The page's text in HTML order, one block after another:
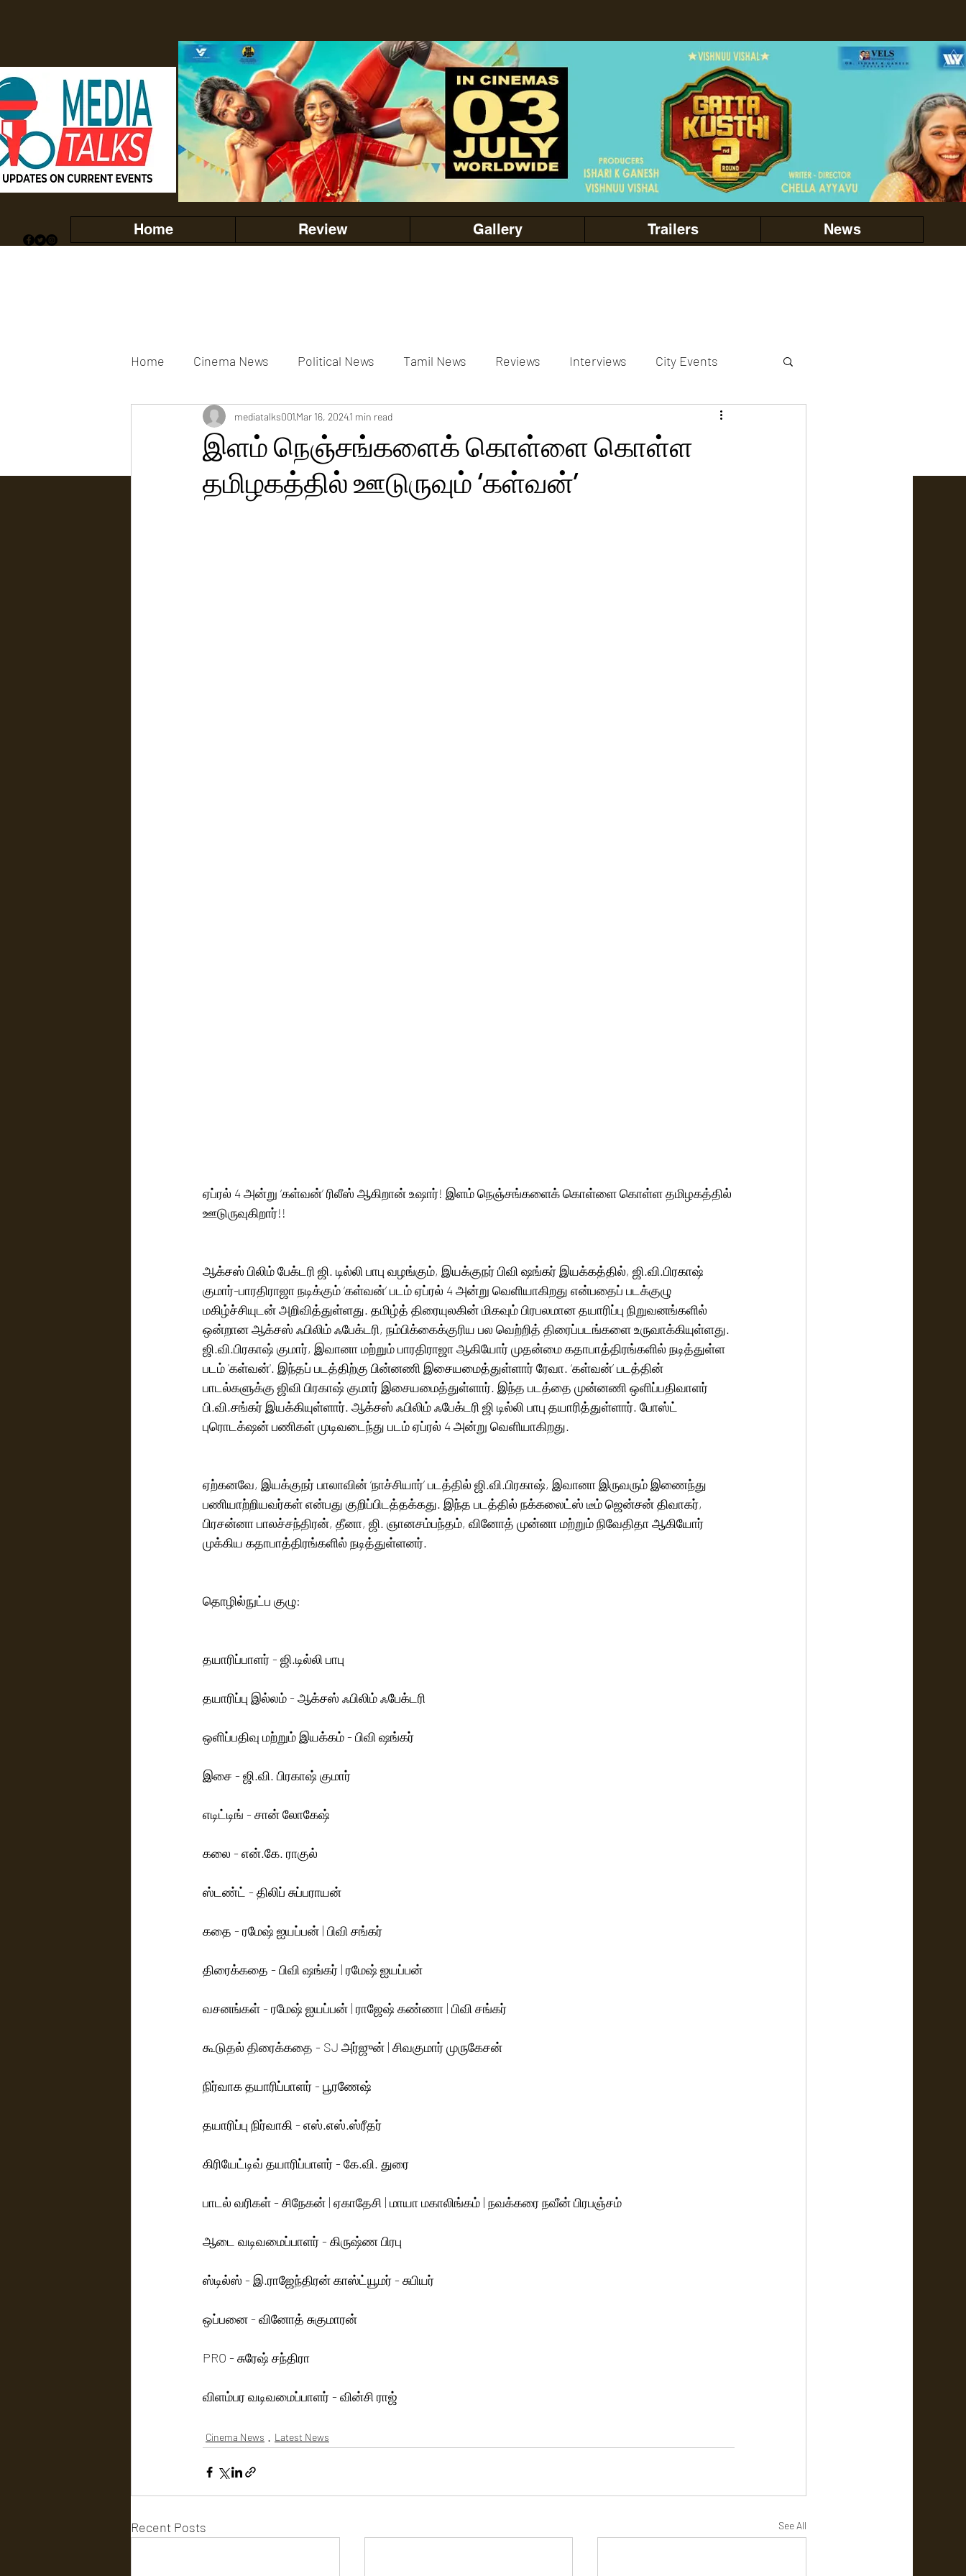
Home Review Gallery Trailers News
Home Cinema News Political News Tamil News Reviews Interviews City Events
Movies Gallery Actress Gallery Events Gallery actors gallery
இளம் நெஞ்சங்களைக் கொள்ளை கொள்ள
தமிழகத்தில் ஊடுருவும் ‘கள்வன்’
mediatalks001Mar 16, 20241 min read
ஏப்ரல் 4 அன்று ‘கள்வன்’ ரிலீஸ் ஆகிறான் உஷார்! இளம் நெஞ்சங்களைக் கொள்ளை கொள்ள தமிழகத்தில்
ஊடுருவுகிறார்!!
ஆக்சஸ் பிலிம் பேக்டரி ஜி. டில்லி பாபு வழங்கும், இயக்குநர் பிவி ஷங்கர் இயக்கத்தில், ஜி.வி.பிரகாஷ்
குமார்-பாரதிராஜா நடிக்கும் ‘கள்வன்’ படம் ஏப்ரல் 4 அன்று வெளியாகிறது என்பதைப் படக்குழு
மகிழ்ச்சியுடன் அறிவித்துள்ளது. தமிழ்த் திரையுலகின் மிகவும் பிரபலமான தயாரிப்பு நிறுவனங்களில்
ஒன்றான ஆக்சஸ் ஃபிலிம் ஃபேக்டரி, நம்பிக்கைக்குரிய பல வெற்றித் திரைப்படங்களை உருவாக்கியுள்ளது.
ஜி.வி.பிரகாஷ் குமார், இவானா மற்றும் பாரதிராஜா ஆகியோர் முதன்மை கதாபாத்திரங்களில் நடித்துள்ள
படம் 'கள்வன்'. இந்தப் படத்திற்கு பின்னணி இசையமைத்துள்ளார் ரேவா. ‘கள்வன்’ படத்தின்
பாடல்களுக்கு ஜிவி பிரகாஷ் குமார் இசையமைத்துள்ளார். இந்த படத்தை முன்னணி ஒளிப்பதிவாளர்
பி.வி.சங்கர் இயக்கியுள்ளார். ஆக்சஸ் ஃபிலிம் ஃபேக்டரி ஜி டில்லி பாபு தயாரித்துள்ளார். போஸ்ட்
புரொடக்‌ஷன் பணிகள் முடிவடைந்து படம் ஏப்ரல் 4 அன்று வெளியாகிறது.
ஏற்கனவே, இயக்குநர் பாலாவின் ‘நாச்சியார்’ படத்தில் ஜி.வி.பிரகாஷ், இவானா இருவரும் இணைந்து
பணியாற்றியவர்கள் என்பது குறிப்பிடத்தக்கது. இந்த படத்தில் நக்கலைட்ஸ் டீம் ஜென்சன் திவாகர்,
பிரசன்னா பாலச்சந்திரன், தீனா, ஜி. ஞானசம்பந்தம், வினோத் முன்னா மற்றும் நிவேதிதா ஆகியோர்
முக்கிய கதாபாத்திரங்களில் நடித்துள்ளனர்.
தொழில்நுட்ப குழு:
தயாரிப்பாளர் - ஜி.டில்லி பாபு
தயாரிப்பு இல்லம் - ஆக்சஸ் ஃபிலிம் ஃபேக்டரி
ஒளிப்பதிவு மற்றும் இயக்கம் - பிவி ஷங்கர்
இசை - ஜி.வி. பிரகாஷ் குமார்
எடிட்டிங் - சான் லோகேஷ்
கலை - என்.கே. ராகுல்
ஸ்டண்ட் - திலிப் சுப்பராயன்
கதை - ரமேஷ் ஐயப்பன் | பிவி சங்கர்
திரைக்கதை - பிவி ஷங்கர் | ரமேஷ் ஐயப்பன்
வசனங்கள் - ரமேஷ் ஐயப்பன் | ராஜேஷ் கண்ணா | பிவி சங்கர்
கூடுதல் திரைக்கதை - SJ அர்ஜுன் | சிவகுமார் முருகேசன்
நிர்வாக தயாரிப்பாளர் - பூரணேஷ்
தயாரிப்பு நிர்வாகி - எஸ்.எஸ்.ஸ்ரீதர்
கிரியேட்டிவ் தயாரிப்பாளர் - கே.வி. துரை
பாடல் வரிகள் - சிநேகன் | ஏகாதேசி | மாயா மகாலிங்கம் | நவக்கரை நவீன் பிரபஞ்சம்
ஆடை வடிவமைப்பாளர் - கிருஷ்ண பிரபு
ஸ்டில்ஸ் - இ.ராஜேந்திரன் காஸ்ட்யூமர் - சுபியர்
ஒப்பனை - வினோத் சுகுமாரன்
PRO - சுரேஷ் சந்திரா
விளம்பர வடிவமைப்பாளர் - வின்சி ராஜ்
Cinema News Latest News
Recent Posts See All